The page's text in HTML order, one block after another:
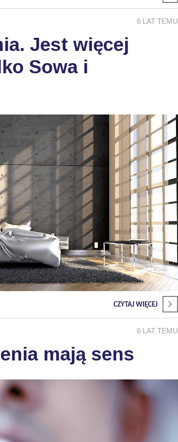
6 LAT TEMU
Jest więcej
Sowa i
CZYTAJ WIĘCEJ
6 LAT TEMU
mają sens